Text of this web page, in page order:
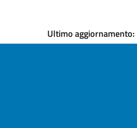
Ultimo aggiornamento: